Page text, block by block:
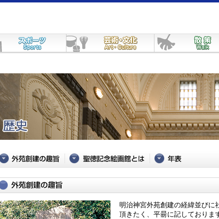
明治神宮外苑創建の経緯並びに
頂きたく、平昜に記しておりま